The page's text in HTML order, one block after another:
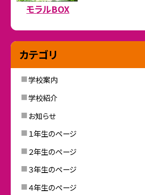
モラルBOX
カテゴリ
学校案内
学校紹介
お知らせ
１年生のページ
２年生のページ
３年生のページ
４年生のページ